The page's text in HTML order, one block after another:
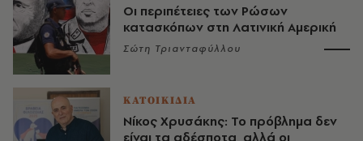
Οι περιπέτειες των Ρώσων
κατασκόπων στη Λατινική Αμερική
Σώτη Τριανταφύλλου
ΚΑΤΟΙΚΙΔΙΑ
Νίκος Χρυσάκης: Το πρόβλημα δεν
είναι τα αδέσποτα, αλλά οι